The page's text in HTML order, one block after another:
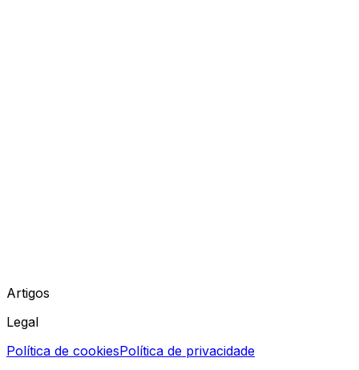
Artigos
Legal
Política de cookiesPolítica de privacidade